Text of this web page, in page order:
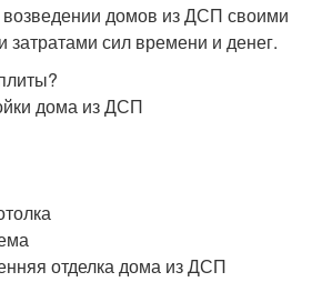
домов из ДСП своими
сил времени и денег.
дома из ДСП
отделка дома из ДСП